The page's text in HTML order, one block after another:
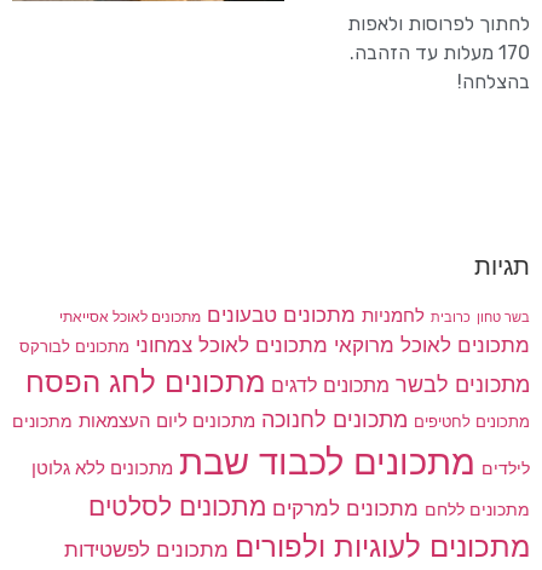
לחתוך לפרוסות ולאפות
170 מעלות עד הזהבה.
בהצלחה!
תגיות
בשר טחון כרובית לחמניות מתכונים טבעונים מתכונים לאוכל אסייאתי
מתכונים לאוכל מרוקאי מתכונים לאוכל צמחוני מתכונים לבורקס
מתכונים לבשר מתכונים לדגים מתכונים לחג הפסח
מתכונים לחטיפים מתכונים לחנוכה מתכונים ליום העצמאות מתכונים
לילדים מתכונים לכבוד שבת מתכונים ללא גלוטן
מתכונים ללחם מתכונים למרקים מתכונים לסלטים
מתכונים לעוגיות ולפורים מתכונים לפשטידות